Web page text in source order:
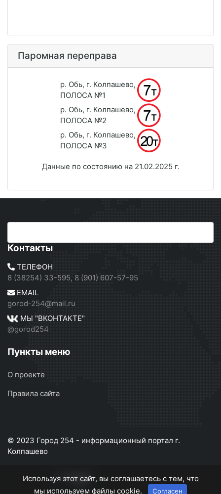
Паромная переправа
р. Обь, г. Колпашево,
ПОЛОСА №1
р. Обь, г. Колпашево,
ПОЛОСА №2
р. Обь, г. Колпашево,
ПОЛОСА №3
Данные по состоянию на 21.02.2025 г.
Контакты
ТЕЛЕФОН
8 (38254) 33-595, 8 (901) 607-57-95
EMAIL
gorod-254@mail.ru
МЫ "ВКОНТАКТЕ"
@gorod254
Пункты меню
О проекте
Правила сайта
© 2023 Город 254 - информационный портал г.
Колпашево
Используя этот сайт, вы соглашаетесь с тем, что
мы используем файлы cookie.
Согласен